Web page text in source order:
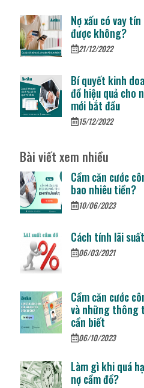
Nợ xấu có vay
được không?
21/12/2022
Bí quyết kinh
đồ hiệu quả cho
mới bắt đầu
15/12/2022
Bài viết xem nhiều
Cầm căn cước
bao nhiêu tiền?
10/06/2023
Cách tính lãi
06/03/2021
Cầm căn cước
và những thông
cần biết
06/10/2023
Làm gì khi quá
nợ cầm đồ?